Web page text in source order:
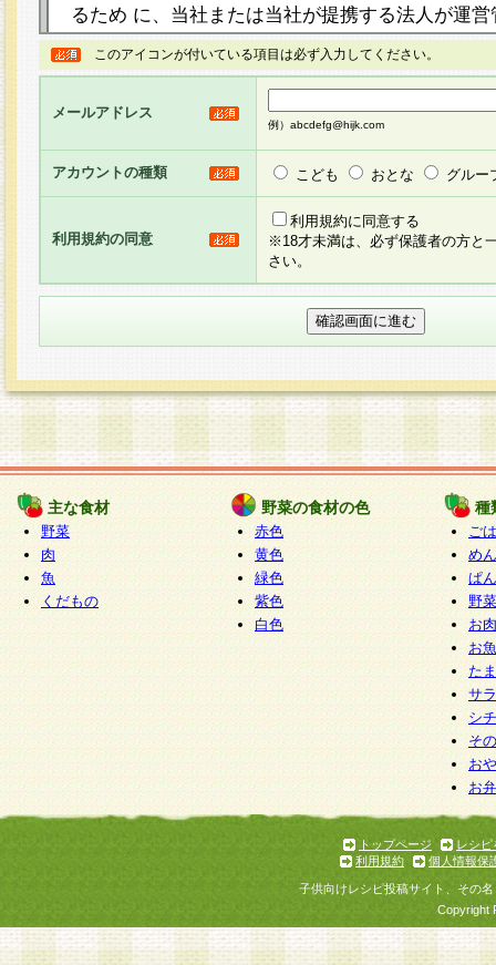
るため に、当社または当社が提携する法人が運
ト（以下「本サイト」といいます。）上に本サー
ージを設け、会員がアンケー ト調査に回答する
し、その結果を当社が集計・分析その他の利用を
るものです。なお、本サービスは、それぞれの目
員に対して本サービスの依頼を行うこともあり、
た全ての会員に対して本サービスの依頼をすると
りま す。
3.当社は、会員の事前の承諾を得ることなく、当
方 法・手段にて、本規約を任意に制定、変更ま
きるものとします。改定後の本規約等は、本規約
に掲示したときに、その 他の諸規定については
てその効力を生じるものとします。
4.本規約は、会員登録希望者による会員登録手続
の当社による会員登録の承認が完了した時点で会
たものとみなされ、会員に対して適用されるもの
5.当社がお聞きする個人情報は、すべて会員登録
で提 供いただいたものと考えております。従っ
自らの個人情報の提供を希望されない場合には、
をお預かりいたしません が、提供されないこと
商品やサービス等をご利用いただけない場合があ
了承ください。
6.当社は、お客様から当社が保有している個人情
加・ 利用停止等を求められた場合には、ご本人
て確認できた場合に限り、法令に準拠して合理的
いただきます。なお、開示 請求等の請求先は個
ります。
1.会員とは、本規約等を承諾のうえ、当社所定の
了し、当社が承認した者、グループとします。な
が以下に該当する場合は会員登録をすることがで
このアイコンが付いている項目は必ず入力してください。
メールアドレス
例）abcdefg@hijk.com
アカウントの種類 こども おとな グルー
利用規約の同意
利用規約に同意する
※18才未満は、必ず保護者の方と
さい。
主な食材
野菜
肉
魚
くだもの
野菜の食材の色
赤色
黄色
緑色
紫色
白色
種
ご
めん
ぱん
野
お
お
た
サ
シ
そ
お
お
トップページ
レシピ
利用規約
個人情報保
子供向けレシピ投稿サイト、その
Copyright